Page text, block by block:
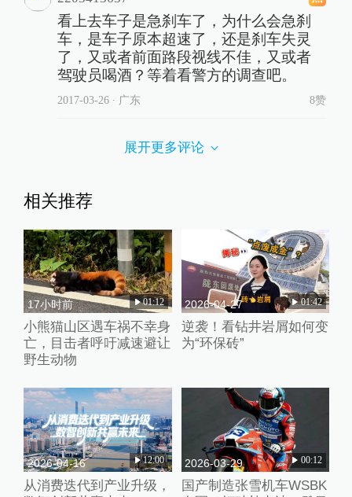
看上去车子是急刹车了，为什么会急刹
车，是车子原本超速了，还是刹车失灵
了，又或者前面路段视线不佳，又或者
驾驶员喝酒？等着看警方的调查吧。
2017-03-26∙ 广东 8赞
展开更多评论
相关推荐
17小时前 01:12
小熊猫山区遇车祸不幸身
亡，目击者呼吁减速避让
野生动物
2026-04-27 01:42
逆袭！看钻井岩屑如何变
为“环保砖”
2026-04-16 12:00
从消费迭代到产业升级，
2026-03-29 00:12
国产制造张雪机车WSBK